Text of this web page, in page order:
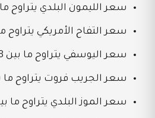
سعر الليمون البلدي يتراوح ما بين 5 إلى
سعر التفاح الأمريكي يتراوح ما بين 18 إلى
سعر اليوسفي يتراوح ما بين 8 إلى 12 جنيه.
سعر الجريب فروت يتراوح ما بين 7 إلى 15
سعر الموز البلدي يتراوح ما بين 6 جنيه إلى 9